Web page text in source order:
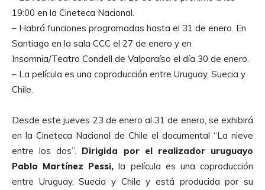
19:00 en la Cineteca Nacional.
– Habrá funciones programadas hasta el 31 de enero. En
Santiago en la sala CCC el 27 de enero y en
Insomnia/Teatro Condell de Valparaíso el día 30 de enero.
– La película es una coproducción entre Uruguay, Suecia y
Chile.
Desde este jueves 23 de enero al 31 de enero, se exhibirá
en la Cineteca Nacional de Chile el documental “La nieve
entre los dos”. Dirigida por el realizador uruguayo
Pablo Martínez Pessi, la película es una coproducción
entre Uruguay, Suecia y Chile y está producida por su